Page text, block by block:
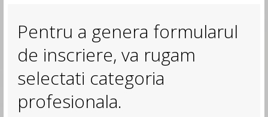
Pentru a genera formularul
de inscriere, va rugam
selectati categoria
profesionala.